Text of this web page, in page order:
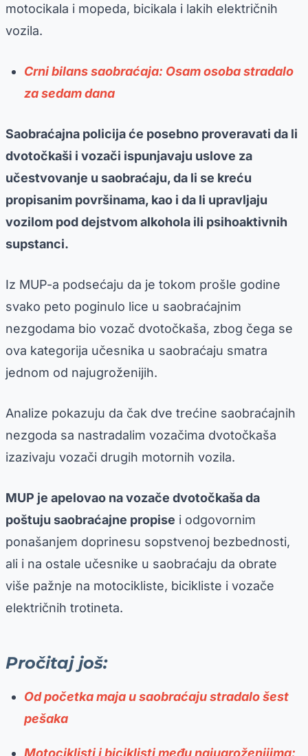
motocikala i mopeda, bicikala i lakih električnih
vozila.
Crni bilans saobraćaja: Osam osoba stradalo
za sedam dana
Saobraćajna policija će posebno proveravati da li
dvotočkaši i vozači ispunjavaju uslove za
učestvovanje u saobraćaju, da li se kreću
propisanim površinama, kao i da li upravljaju
vozilom pod dejstvom alkohola ili psihoaktivnih
supstanci.
Iz MUP-a podsećaju da je tokom prošle godine
svako peto poginulo lice u saobraćajnim
nezgodama bio vozač dvotočkaša, zbog čega se
ova kategorija učesnika u saobraćaju smatra
jednom od najugroženijih.
Analize pokazuju da čak dve trećine saobraćajnih
nezgoda sa nastradalim vozačima dvotočkaša
izazivaju vozači drugih motornih vozila.
MUP je apelovao na vozače dvotočkaša da
poštuju saobraćajne propise i odgovornim
ponašanjem doprinesu sopstvenoj bezbednosti,
ali i na ostale učesnike u saobraćaju da obrate
više pažnje na motocikliste, bicikliste i vozače
električnih trotineta.
Pročitaj još:
Od početka maja u saobraćaju stradalo šest
pešaka
Motociklisti i biciklisti među najugroženijima: